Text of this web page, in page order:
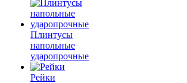
Плинтусы
напольные
ударопрочные
Рейки